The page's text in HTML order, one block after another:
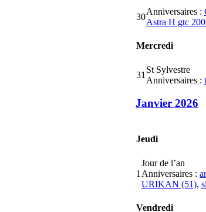
30
Anniversaires :
Astra H gtc
Mercredi
31
St Sylvestre
Anniversaires :
Janvier 2026
Jeudi
1
Jour de l’an
Anniversaires :
URIKAN (51),
Vendredi